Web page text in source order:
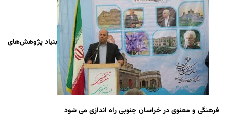
بنیاد پژوهش‌های
فرهنگی و معنوی در خراسان جنوبی راه اندازی می شود